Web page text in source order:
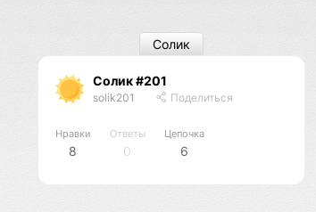
Солик #201
solik201 Поделиться
Нравки
8
Ответы
0
Цепочка
6
Солик